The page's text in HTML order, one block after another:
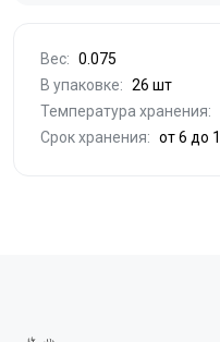
Вес: 0.075
В упаковке: 26 шт
Температура хранения:
Срок хранения: от 6 до